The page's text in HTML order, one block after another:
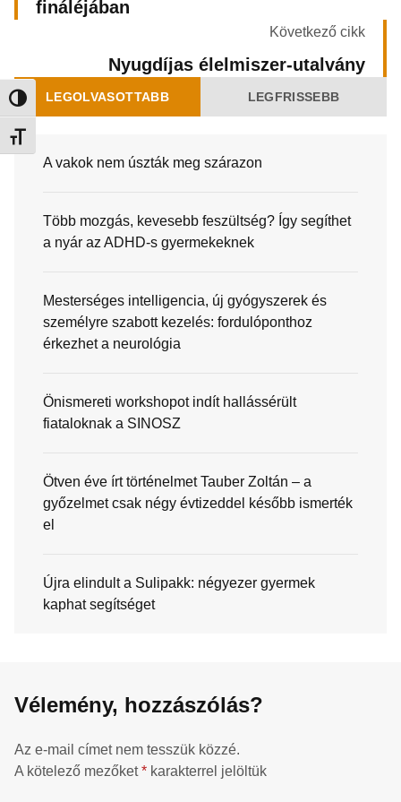
Nagy kontraszt váltása
Betűméret váltása
fináléjában
Következő cikk
Nyugdíjas élelmiszer-utalvány
LEGOLVASOTTABB LEGFRISSEBB
A vakok nem úszták meg szárazon
Több mozgás, kevesebb feszültség? Így segíthet
a nyár az ADHD-s gyermekeknek
Mesterséges intelligencia, új gyógyszerek és
személyre szabott kezelés: fordulóponthoz
érkezhet a neurológia
Önismereti workshopot indít hallássérült
fiataloknak a SINOSZ
Ötven éve írt történelmet Tauber Zoltán – a
győzelmet csak négy évtizeddel később ismerték
el
Újra elindult a Sulipakk: négyezer gyermek
kaphat segítséget
Vélemény, hozzászólás?
Az e-mail címet nem tesszük közzé.
A kötelező mezőket* karakterrel jelöltük